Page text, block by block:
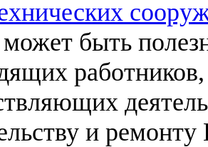
может быть
и